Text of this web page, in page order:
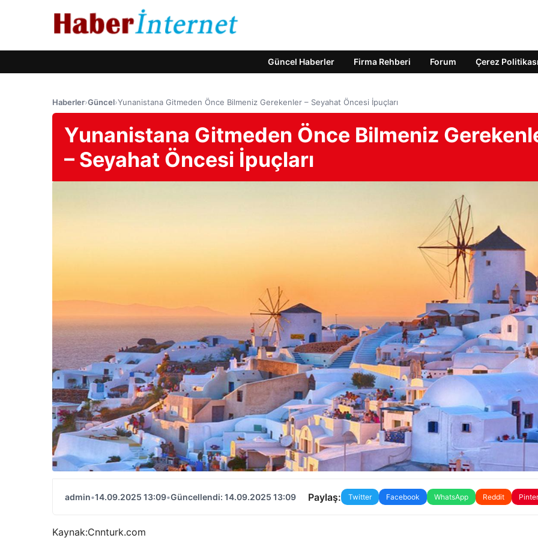
Güncel Haberler Firma Rehberi Forum Çerez Politikası
Haberler›Güncel›Yunanistana Gitmeden Önce Bilmeniz Gerekenler – Seyahat Öncesi İpuçları
Yunanistana Gitmeden Önce Bilmeniz
– Seyahat Öncesi İpuçları
admin•14.09.2025 13:09•Güncellendi: 14.09.2025 13:09 Paylaş: Twitter Facebook WhatsApp Reddit
Kaynak:Cnnturk.com